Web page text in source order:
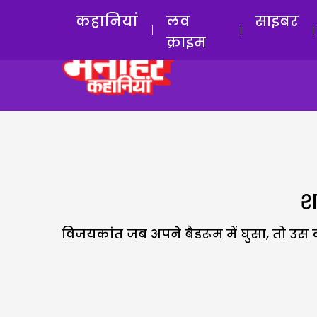
कहानियां
लव
क्राइम
साइबर
विजयकांत जब अपने बैडरूम में घुसा, तो उस